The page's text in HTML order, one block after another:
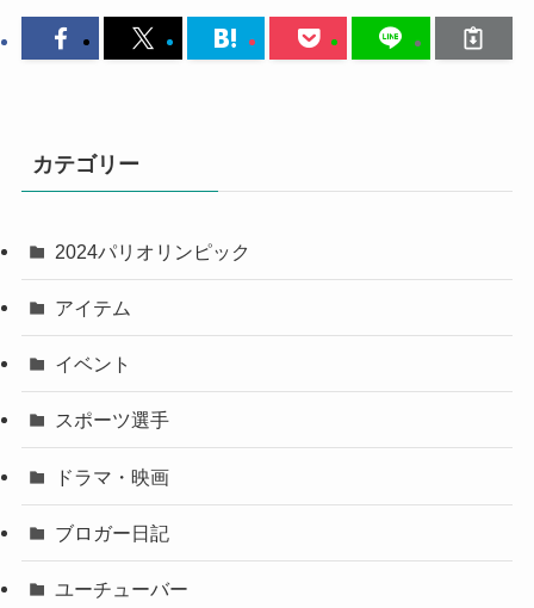
カテゴリー
2024パリオリンピック
アイテム
イベント
スポーツ選手
ドラマ・映画
ブロガー日記
ユーチューバー